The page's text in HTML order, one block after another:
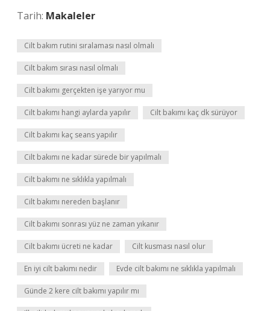
Tarih: Makaleler
Cilt bakım rutini sıralaması nasıl olmalı
Cilt bakım sırası nasıl olmalı
Cilt bakımı gerçekten işe yarıyor mu
Cilt bakımı hangi aylarda yapılır Cilt bakımı kaç dk sürüyor
Cilt bakımı kaç seans yapılır
Cilt bakımı ne kadar sürede bir yapılmalı
Cilt bakımı ne sıklıkla yapılmalı
Cilt bakımı nereden başlanır
Cilt bakımı sonrası yüz ne zaman yıkanır
Cilt bakımı ücreti ne kadar Cilt kusması nasıl olur
En iyi cilt bakımı nedir Evde cilt bakımı ne sıklıkla yapılmalı
Günde 2 kere cilt bakımı yapılır mı